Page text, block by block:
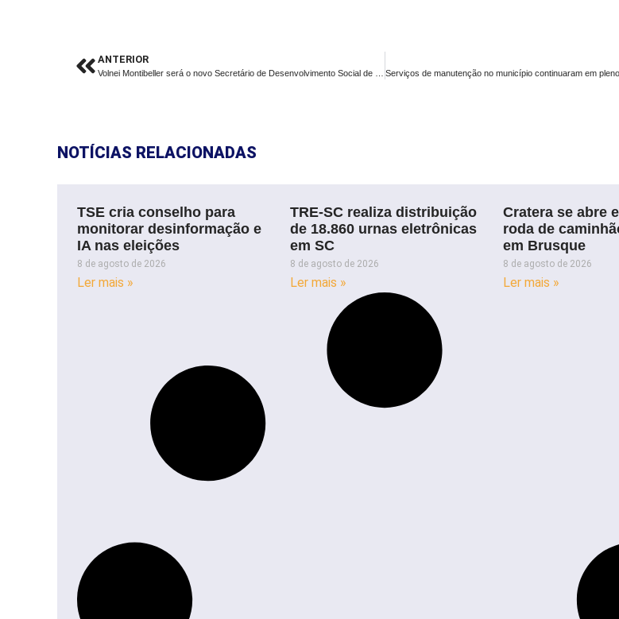
ANTERIOR
NOTÍCIAS RELACIONADAS
TSE cria conselho para
monitorar desinformação e
IA nas eleições
8 de agosto de 2026
Ler mais »
TRE-SC realiza distribuição
de 18.860 urnas eletrônicas
em SC
8 de agosto de 2026
Ler mais »
Cratera se abre
roda de
em Brusque
8 de agosto de 2026
Ler mais »